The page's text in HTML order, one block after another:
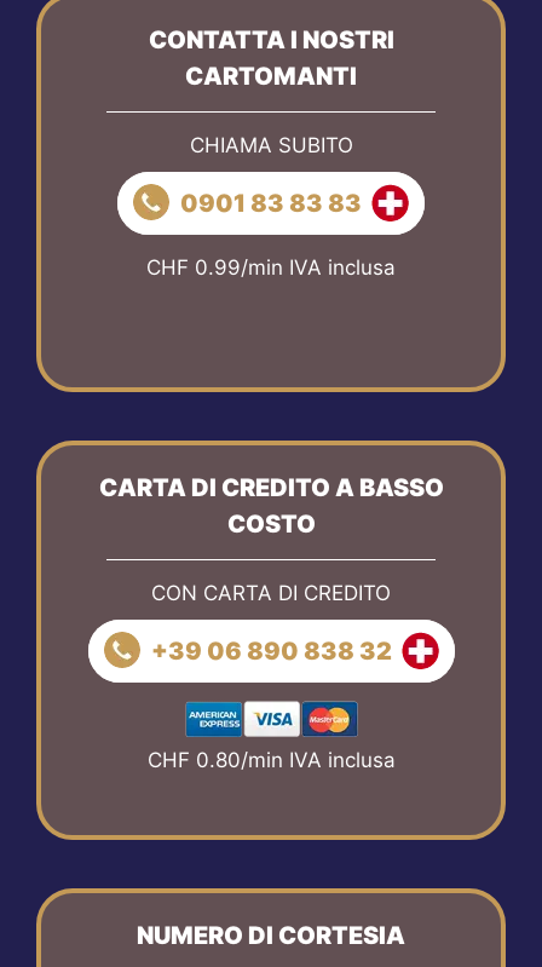
CONTATTA I NOSTRI
CARTOMANTI
CHIAMA SUBITO
0901 83 83 83
CHF 0.99/min IVA inclusa
CARTA DI CREDITO A BASSO
COSTO
CON CARTA DI CREDITO
+39 06 890 838 32
CHF 0.80/min IVA inclusa
NUMERO DI CORTESIA